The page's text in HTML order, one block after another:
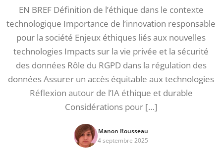
EN BREF Définition de l’éthique dans le contexte
technologique Importance de l’innovation responsable
pour la société Enjeux éthiques liés aux nouvelles
technologies Impacts sur la vie privée et la sécurité
des données Rôle du RGPD dans la régulation des
données Assurer un accès équitable aux technologies
Réflexion autour de l’IA éthique et durable
Considérations pour […]
Manon Rousseau
4 septembre 2025